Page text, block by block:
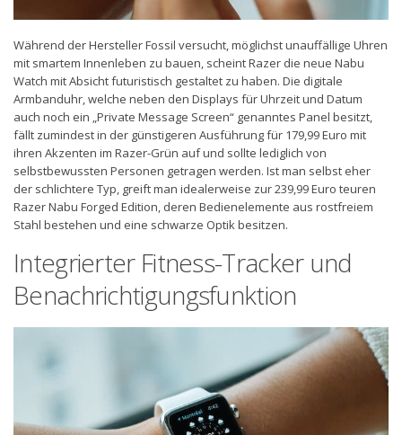
Während der Hersteller Fossil versucht, möglichst unauffällige Uhren
mit smartem Innenleben zu bauen, scheint Razer die neue Nabu
Watch mit Absicht futuristisch gestaltet zu haben. Die digitale
Armbanduhr, welche neben den Displays für Uhrzeit und Datum
auch noch ein „Private Message Screen“ genanntes Panel besitzt,
fällt zumindest in der günstigeren Ausführung für 179,99 Euro mit
ihren Akzenten im Razer-Grün auf und sollte lediglich von
selbstbewussten Personen getragen werden. Ist man selbst eher
der schlichtere Typ, greift man idealerweise zur 239,99 Euro teuren
Razer Nabu Forged Edition, deren Bedienelemente aus rostfreiem
Stahl bestehen und eine schwarze Optik besitzen.
Integrierter Fitness-Tracker und
Benachrichtigungsfunktion